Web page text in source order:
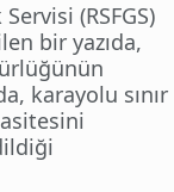
(RSFGS)
bir yazıda,
karayolu sınır